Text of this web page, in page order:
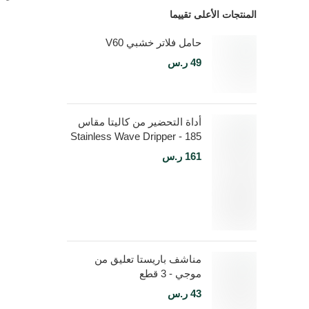
المنتجات الأعلى تقييما
حامل فلاتر خشبي V60
49 ر.س
أداة التحضير من كاليتا مقاس
185 - Stainless Wave Dripper
161 ر.س
مناشف باريستا تعليق من
موجي - 3 قطع
43 ر.س